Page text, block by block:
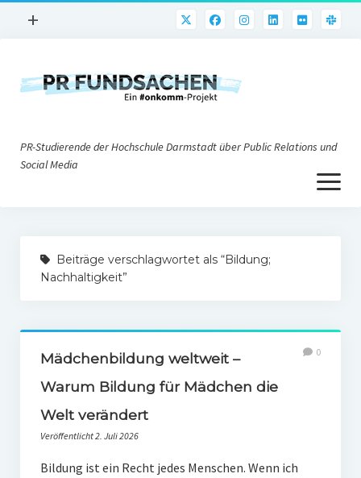
Menü
+
PR@h_da
Nonprofit-PR
Corporate Weblogs
Social Media
PR-Theorie
PR-Studierende der Hochschule Darmstadt über Public Relations und
Social Media
Menü
öffnen
Impressum
Beiträge verschlagwortet als “Bildung;
Nachhaltigkeit”
Mädchenbildung weltweit –
Warum Bildung für Mädchen die
Welt verändert
Veröffentlicht 2. Juli 2026
0
Bildung ist ein Recht jedes Menschen. Wenn ich